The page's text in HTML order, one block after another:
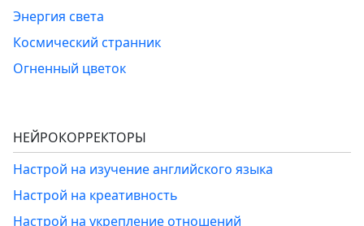
Энергия света
Космический странник
Огненный цветок
НЕЙРОКОРРЕКТОРЫ
Настрой на изучение английского языка
Настрой на креативность
Настрой на укрепление отношений